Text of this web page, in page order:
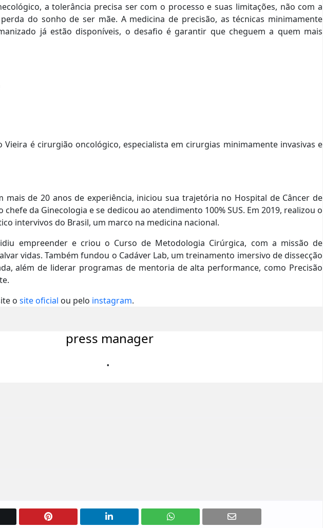
a tolerância precisa ser com o processo e suas limitações, não com a
do sonho de ser mãe. A medicina de precisão, as técnicas minimamente
já estão disponíveis, o desafio é garantir que cheguem a quem mais
Vieira é cirurgião oncológico, especialista em cirurgias minimamente invasivas e
mais de 20 anos de experiência, iniciou sua trajetória no Hospital de Câncer de
da Ginecologia e se dedicou ao atendimento 100% SUS. Em 2019, realizou o
intervivos do Brasil, um marco na medicina nacional.
empreender e criou o Curso de Metodologia Cirúrgica, com a missão de
vidas. Também fundou o Cadáver Lab, um treinamento imersivo de dissecção
além de liderar programas de mentoria de alta performance, como Precisão
o site oficial ou pelo instagram.
press manager